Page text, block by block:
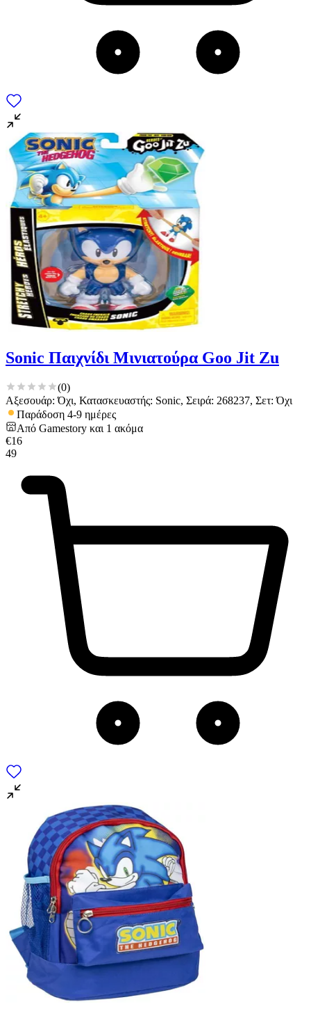
Sonic Παιχνίδι Μινιατούρα Goo Jit Zu
(0)
Αξεσουάρ: Όχι, Κατασκευαστής: Sonic, Σειρά: 268237, Σετ: Όχι
Παράδοση 4-9 ημέρες
Από Gamestory και 1 ακόμα
€16
49